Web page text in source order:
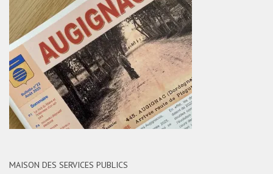
MAISON DES SERVICES PUBLICS